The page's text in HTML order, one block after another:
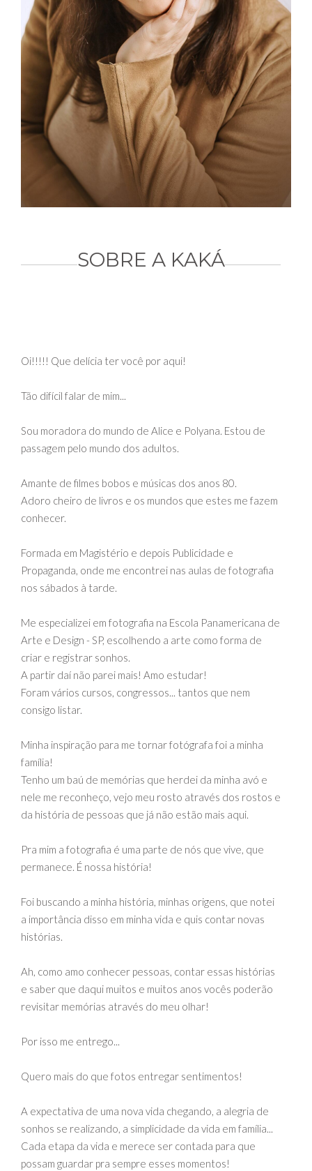
SOBRE A KAKÁ
Oi!!!!! Que delícia ter você por aqui!
Tão difícil falar de mim...
Sou moradora do mundo de Alice e Polyana. Estou de
passagem pelo mundo dos adultos.
Amante de filmes bobos e músicas dos anos 80.
Adoro cheiro de livros e os mundos que estes me fazem
conhecer.
Formada em Magistério e depois Publicidade e
Propaganda, onde me encontrei nas aulas de fotografia
nos sábados à tarde.
Me especializei em fotografia na Escola Panamericana de
Arte e Design - SP, escolhendo a arte como forma de
criar e registrar sonhos.
A partir daí não parei mais! Amo estudar!
Foram vários cursos, congressos... tantos que nem
consigo listar.
Minha inspiração para me tornar fotógrafa foi a minha
família!
Tenho um baú de memórias que herdei da minha avó e
nele me reconheço, vejo meu rosto através dos rostos e
da história de pessoas que já não estão mais aqui.
Pra mim a fotografia é uma parte de nós que vive, que
permanece. É nossa história!
Foi buscando a minha história, minhas origens, que notei
a importância disso em minha vida e quis contar novas
histórias.
Ah, como amo conhecer pessoas, contar essas histórias
e saber que daqui muitos e muitos anos vocês poderão
revisitar memórias através do meu olhar!
Por isso me entrego...
Quero mais do que fotos entregar sentimentos!
A expectativa de uma nova vida chegando, a alegria de
sonhos se realizando, a simplicidade da vida em família...
Cada etapa da vida e merece ser contada para que
possam guardar pra sempre esses momentos!